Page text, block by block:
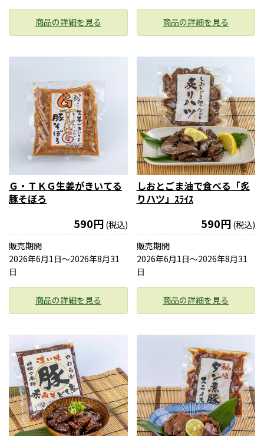
商品の詳細を見る 商品の詳細を見る
Ｇ・ＴＫＧ生姜がきいてる
豚そぼろ
590円 (税込)
販売期間
2026年6月1日〜2026年8月31
日
商品の詳細を見る
しおとごま油で食べる「炙
りハツ」ｽﾗｲｽ
590円 (税込)
販売期間
2026年6月1日〜2026年8月31
日
商品の詳細を見る